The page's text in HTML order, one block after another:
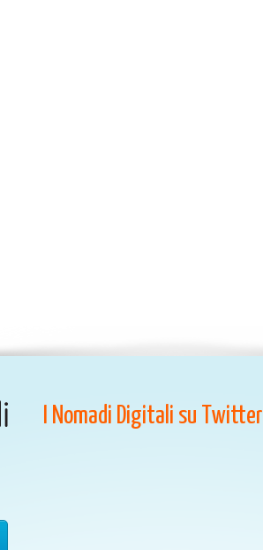
I Nomadi Digitali su Twitter